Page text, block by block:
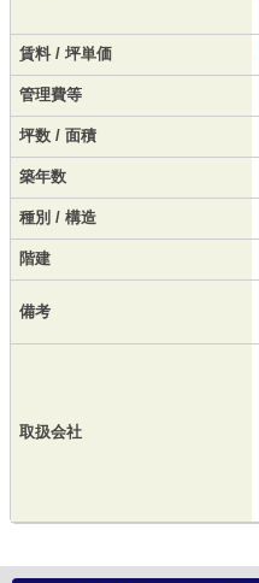
賃料 / 坪単価
管理費等
坪数 / 面積
築年数
種別 / 構造
階建
備考
取扱会社